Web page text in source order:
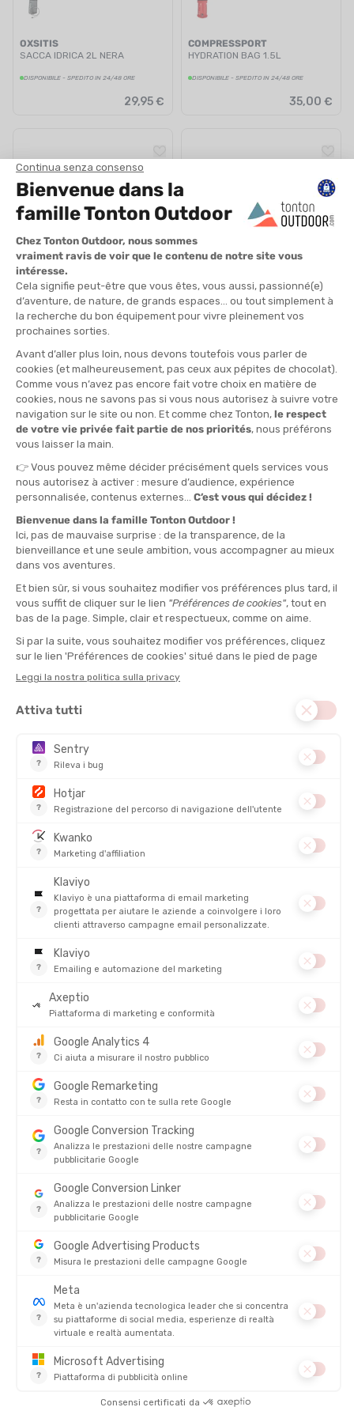
OXSITIS
SACCA IDRICA 2L NERA
DISPONIBILE - SPEDITO IN 24/48 ORE
29,95 €
COMPRESSPORT
HYDRATION BAG 1.5L
DISPONIBILE - SPEDITO IN 24/48 ORE
35,00 €
HYDRAPAK
SACCA IDRICA VELOCITY - 1.5 L
DISPONIBILE - SPEDITO IN 24/48 ORE
34,90 €
SACCA IDRICA CONTOUR 1,5L
LUMBAR CLEAR
DISPONIBILE - SPEDITO IN 24/48 ORE
42,50 €
POCHE A EAU VELOCITY 1,5L
SACCA D'ACQUA FORCE 3L
Le sacche d'acqua per corsa e trail: parta sereno!
Le sacche d'acqua di Tonton Outdoor Le offrono sempre
maggiore capienza e tecnicità, con versioni ancora più leggere
e performanti. Progettate per garantirLe un'idratazione
ottimale senza compromessi, queste sacche d'acqua
rivoluzionarie sono pronte ad accompagnarLa in tutte le Sue
Un'idratazione senza sforzo grazie alle sacche d'acqua
Le sacche d'acqua di Tonton Outdoor garantiscono
idratazione semplice ed efficace. Grazie ai loro materiali
prestazioni di alto livello anche nelle condizioni più estreme.
Che stia affrontando la salita di una montagna o stia
assicurano un'idratazione continua e senza sforzo.
Sacche d'acqua di alta qualità per una durata eccezionale
Realizzate con materiali di prima scelta, le sacche d'acqua
a tutta prova . Il loro design robusto resiste a strappi e
perforazioni, assicurando un utilizzo prolungato. Le
valvole
un'idratazione rapida e senza intoppi, anche durante lo sforzo.
Con una sacca d'acqua Tonton Outdoor, può affrontare i terreni
più difficili con totale fiducia.
Per tutte le Sue uscite, trovano posto nello zaino d'idratazione
Le nostre sacche d'acqua sono progettate per
integrarsi
perfettamente nei Suoi zaini da trail e nei gilet
d'idratazione . Il design ergonomico assicura una vestibilità
ideale, riducendo movimenti e sfregamenti. Goda di un
distribuzione uniforme del peso e a materiali morbidi
seguono i contorni della schiena. I sistemi di fissaggio regolabili
permettono un adattamento perfetto alla Sua morfologia,
garantendo un sostegno stabile e confortevole.
Facilità d'uso e di manutenzione delle sacche d'acqua morbide
Le sacche d'acqua Tonton Outdoor sono studiate per essere
facili da usare e da pulire. Le ampie aperture consentono un